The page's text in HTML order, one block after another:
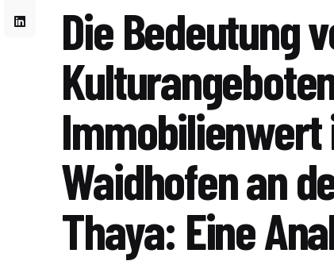
Die Bedeutung
Immobilienwert
Waidhofen an
Thaya: Eine